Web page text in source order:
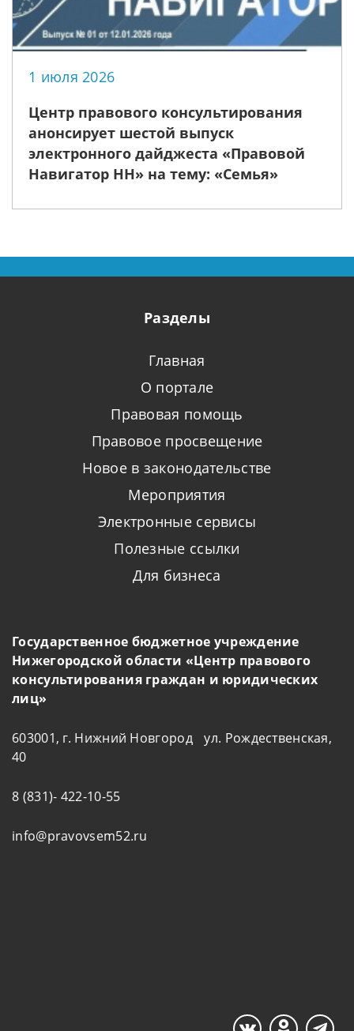
1 июля 2026
Центр правового консультирования
анонсирует шестой выпуск
электронного дайджеста «Правовой
Навигатор НН» на тему: «Семья»
Разделы
Главная
О портале
Правовая помощь
Правовое просвещение
Новое в законодательстве
Мероприятия
Электронные сервисы
Полезные ссылки
Для бизнеса
Государственное бюджетное учреждение
Нижегородской области «Центр правового
консультирования граждан и юридических
лиц»
603001, г. Нижний Новгород ул. Рождественская,
40
8 (831)- 422-10-55
info@pravovsem52.ru